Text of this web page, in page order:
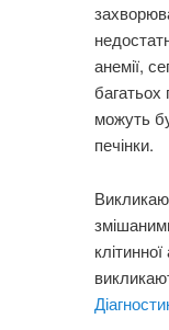
анемії,
можуть
печінки.